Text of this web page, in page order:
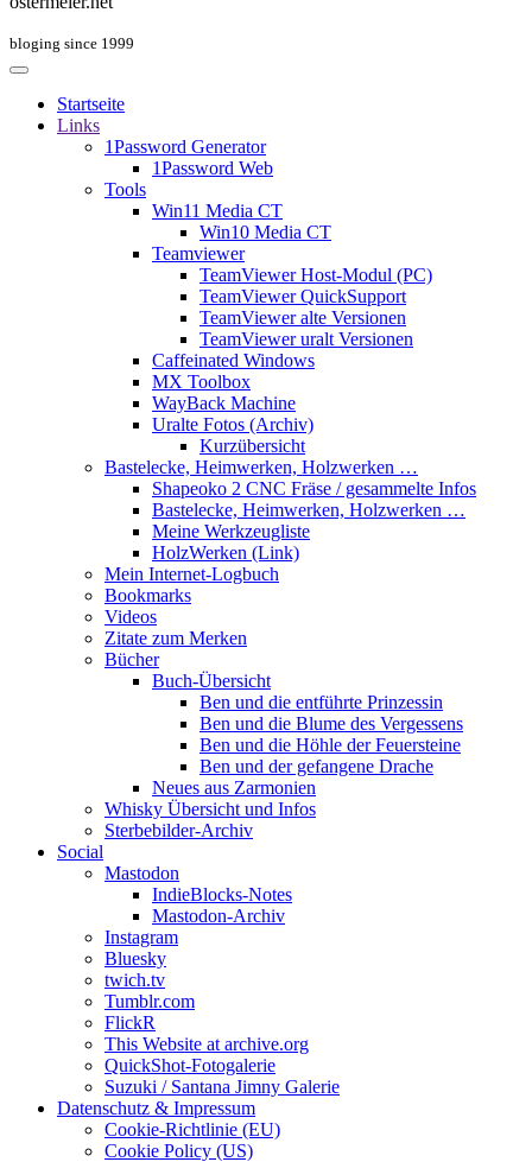
bloging since 1999
Startseite
Links
1Password Generator
1Password Web
Tools
Win11 Media CT
Win10 Media CT
Teamviewer
TeamViewer Host-Modul (PC)
TeamViewer QuickSupport
TeamViewer alte Versionen
TeamViewer uralt Versionen
Caffeinated Windows
MX Toolbox
WayBack Machine
Uralte Fotos (Archiv)
Kurzübersicht
Bastelecke, Heimwerken, Holzwerken …
Shapeoko 2 CNC Fräse / gesammelte Infos
Bastelecke, Heimwerken, Holzwerken …
Meine Werkzeugliste
HolzWerken (Link)
Mein Internet-Logbuch
Bookmarks
Videos
Zitate zum Merken
Bücher
Buch-Übersicht
Ben und die entführte Prinzessin
Ben und die Blume des Vergessens
Ben und die Höhle der Feuersteine
Ben und der gefangene Drache
Neues aus Zarmonien
Whisky Übersicht und Infos
Sterbebilder-Archiv
Social
Mastodon
IndieBlocks-Notes
Mastodon-Archiv
Instagram
Bluesky
twich.tv
Tumblr.com
FlickR
This Website at archive.org
QuickShot-Fotogalerie
Suzuki / Santana Jimny Galerie
Datenschutz & Impressum
Cookie-Richtlinie (EU)
Cookie Policy (US)